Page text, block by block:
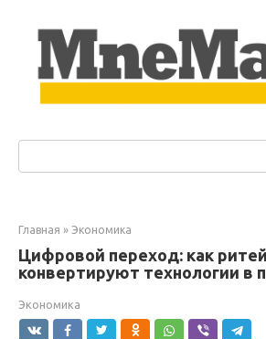
контенту
Главная » Экономика
Цифровой переход: как
конвертируют технологии в
Экономика